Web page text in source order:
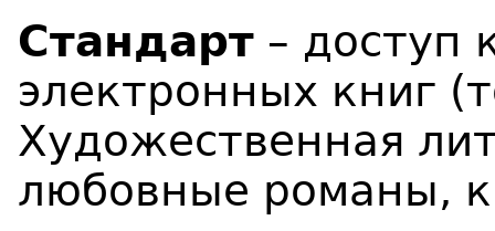
Стандарт – доступ
электронных книг
Художественная
любовные романы,